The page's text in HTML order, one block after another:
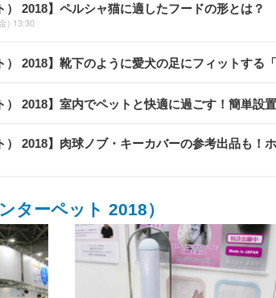
） 2018】ペルシャ猫に適したフードの形とは
) 13:30
） 2018】靴下のように愛犬の足にフィットする
） 2018】室内でペットと快適に過ごす！簡単設
） 2018】肉球ノブ・キーカバーの参考出品も！
ターペット 2018）